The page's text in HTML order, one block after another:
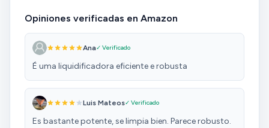
Opiniones verificadas en Amazon
Ana✓ Verificado
É uma liquidificadora eficiente e robusta
Luis Mateos✓ Verificado
Es bastante potente, se limpia bien. Parece robusto.